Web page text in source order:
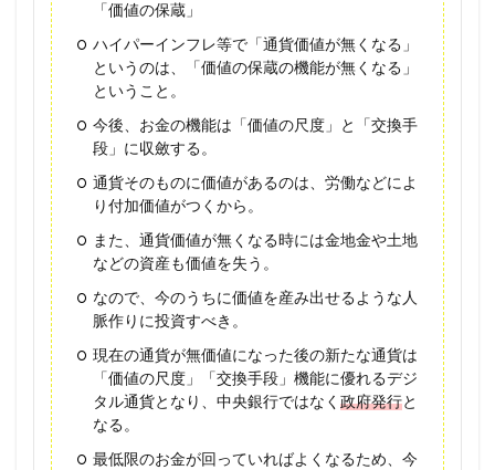
「価値の保蔵」
ハイパーインフレ等で「通貨価値が無くなる」
というのは、「価値の保蔵の機能が無くなる」
ということ。
今後、お金の機能は「価値の尺度」と「交換手
段」に収斂する。
通貨そのものに価値があるのは、労働などによ
り付加価値がつくから。
また、通貨価値が無くなる時には金地金や土地
などの資産も価値を失う。
なので、今のうちに価値を産み出せるような人
脈作りに投資すべき。
現在の通貨が無価値になった後の新たな通貨は
「価値の尺度」「交換手段」機能に優れるデジ
タル通貨となり、中央銀行ではなく 政府発行と
なる。
最低限のお金が回っていればよくなるため、今